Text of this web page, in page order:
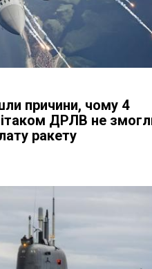
причини, чому 4
ДРЛВ не
ракету